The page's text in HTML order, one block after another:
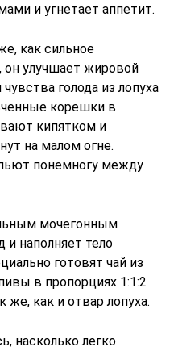
и угнетает аппетит.
как сильное
улучшает жировой
голода из лопуха
корешки в
кипятком и
на малом огне.
понемногу между
мочегонным
и наполняет тело
готовят чай из
в пропорциях 1:1:2
как и отвар лопуха.
насколько легко